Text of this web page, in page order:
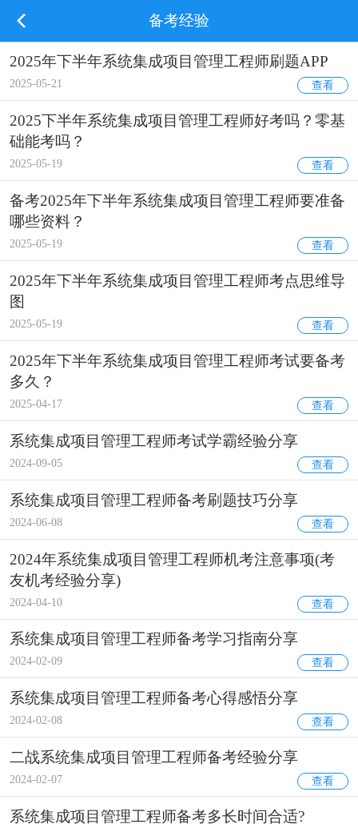
备考经验
2025年下半年系统集成项目管理工程师刷题APP
2025-05-21 查看
2025下半年系统集成项目管理工程师好考吗？零基
础能考吗？
2025-05-19 查看
备考2025年下半年系统集成项目管理工程师要准备
哪些资料？
2025-05-19 查看
2025年下半年系统集成项目管理工程师考点思维导
图
2025-05-19 查看
2025年下半年系统集成项目管理工程师考试要备考
多久？
2025-04-17 查看
系统集成项目管理工程师考试学霸经验分享
2024-09-05 查看
系统集成项目管理工程师备考刷题技巧分享
2024-06-08 查看
2024年系统集成项目管理工程师机考注意事项(考
友机考经验分享)
2024-04-10 查看
系统集成项目管理工程师备考学习指南分享
2024-02-09 查看
系统集成项目管理工程师备考心得感悟分享
2024-02-08 查看
二战系统集成项目管理工程师备考经验分享
2024-02-07 查看
系统集成项目管理工程师备考多长时间合适?